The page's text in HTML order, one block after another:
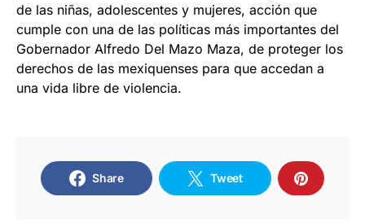
de las niñas, adolescentes y mujeres, acción que
cumple con una de las políticas más importantes del
Gobernador Alfredo Del Mazo Maza, de proteger los
derechos de las mexiquenses para que accedan a
una vida libre de violencia.
Share Tweet